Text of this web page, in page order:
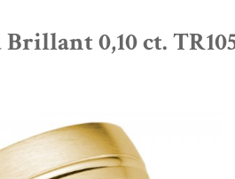
0,10 ct.